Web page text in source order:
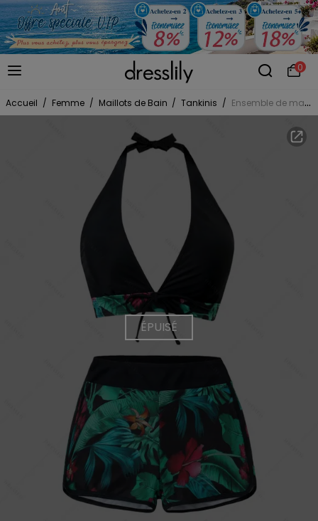
0
Accueil / Femme / Maillots de Bain / Tankinis / Ensemble de maillot de bain tankini de vacances avec nœud papillon, dos nu, motif floral tropical et feuilles de jungle, shorty
ÉPUISÉ